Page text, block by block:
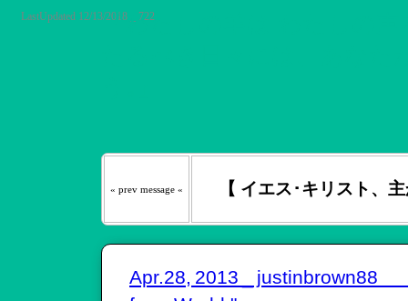
LastUpdated 12/13/2018 _ 722『わたしの羊は わたしの
« prev message « 【 イエス･キリスト、
Apr.28, 2013 _ justinbrown88